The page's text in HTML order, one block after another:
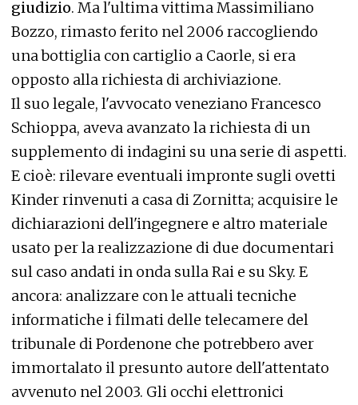
giudizio. Ma l'ultima vittima Massimiliano
Bozzo, rimasto ferito nel 2006 raccogliendo
una bottiglia con cartiglio a Caorle, si era
opposto alla richiesta di archiviazione.
Il suo legale, l'avvocato veneziano Francesco
Schioppa, aveva avanzato la richiesta di un
supplemento di indagini su una serie di aspetti.
E cioè: rilevare eventuali impronte sugli ovetti
Kinder rinvenuti a casa di Zornitta; acquisire le
dichiarazioni dell'ingegnere e altro materiale
usato per la realizzazione di due documentari
sul caso andati in onda sulla Rai e su Sky. E
ancora: analizzare con le attuali tecniche
informatiche i filmati delle telecamere del
tribunale di Pordenone che potrebbero aver
immortalato il presunto autore dell'attentato
avvenuto nel 2003. Gli occhi elettronici